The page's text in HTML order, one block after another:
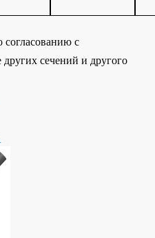
согласованию с
сечений и другого